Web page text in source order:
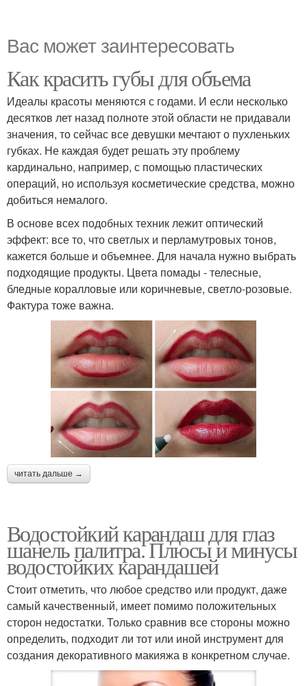
Вас может заинтересовать
Как красить губы для объема
Идеалы красоты меняются с годами. И если несколько
десятков лет назад полноте этой области не придавали
значения, то сейчас все девушки мечтают о пухленьких
губках. Не каждая будет решать эту проблему
кардинально, например, с помощью пластических
операций, но используя косметические средства, можно
добиться немалого.
В основе всех подобных техник лежит оптический
эффект: все то, что светлых и перламутровых тонов,
кажется больше и объемнее. Для начала нужно выбрать
подходящие продукты. Цвета помады - телесные,
бледные коралловые или коричневые, светло-розовые.
Фактура тоже важна.
читать дальше →
Водостойкий карандаш для глаз
шанель палитра. Плюсы и минусы
водостойких карандашей
Стоит отметить, что любое средство или продукт, даже
самый качественный, имеет помимо положительных
сторон недостатки. Только сравнив все стороны можно
определить, подходит ли тот или иной инструмент для
создания декоративного макияжа в конкретном случае.